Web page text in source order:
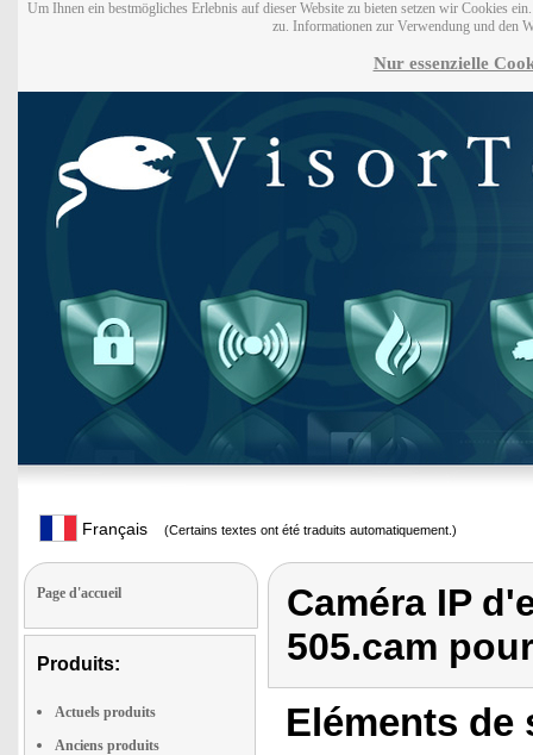
Um Ihnen ein bestmögliches Erlebnis auf dieser Website zu bieten setzen wir Cookies
zu. Informationen zur Verwendung und den
Nur essenzielle
Français (Certains textes ont été traduits automatiquement.)
Page d'accueil
Produits:
Actuels produits
Anciens produits
Caméra IP
505.cam
Eléments